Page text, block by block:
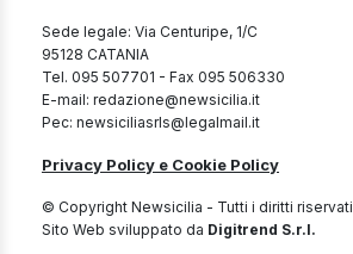
Sede legale: Via Centuripe, 1/C
95128 CATANIA
Tel. 095 507701 - Fax 095 506330
E-mail: redazione@newsicilia.it
Pec: newsiciliasrls@legalmail.it
Privacy Policy e Cookie Policy
© Copyright Newsicilia - Tutti i diritti riservati
Sito Web sviluppato da Digitrend S.r.l.